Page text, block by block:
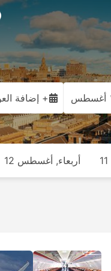
+ إضافة
أربعاء, أغسطس 12